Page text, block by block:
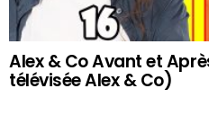
Alex & Co Avant et
télévisée Alex & Co)